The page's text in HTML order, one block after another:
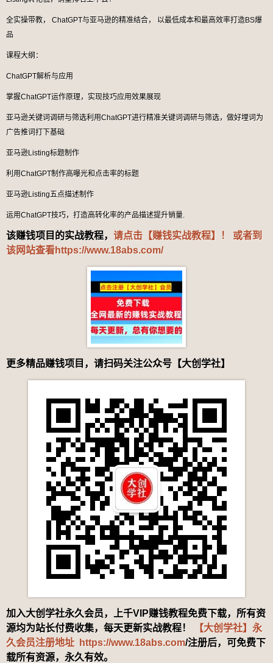
全实操带教， ChatGPT与亚马逊的精准结合， 以最低成本和最高效率打造BS爆
品
课程大纲：
ChatGPT解析与应用
掌握ChatGPT运作原理，实现技巧应用效果展现
亚马逊关键词调研与筛选利用ChatGPT进行精准关键词调研与筛选，做好埋词为
广告推词打下基础
亚马逊Listing标题制作
利用ChatGPT制作高曝光和点击率的标题
亚马逊Listing五点描述制作
运用ChatGPT技巧，打造高转化率的产品描述提升销量.
该赚钱项目的实战教程， 请点击【赚钱实战教程】！ 或者到
该网站查看https://www.18abs.com/
更多精品赚钱项目，请扫码关注公众号【大创学社】
加入大创学社永久会员，上千VIP赚钱教程免费下载，所有资
源均为站长付费收集，每天更新实战教程！
【大创学社】永
久会员注册地址
https://www.18abs.com/注册后，可免费下
载所有资源，永久有效。